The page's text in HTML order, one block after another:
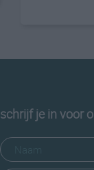
schrijf je in voor